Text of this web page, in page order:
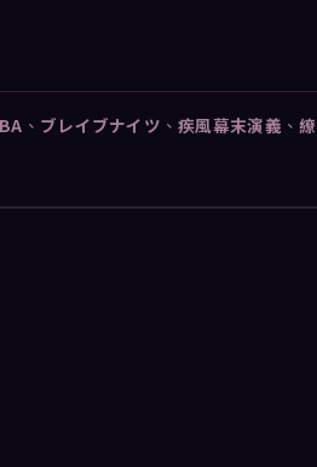
、 ブレイブナイツ 、疾風幕末演義 、繚